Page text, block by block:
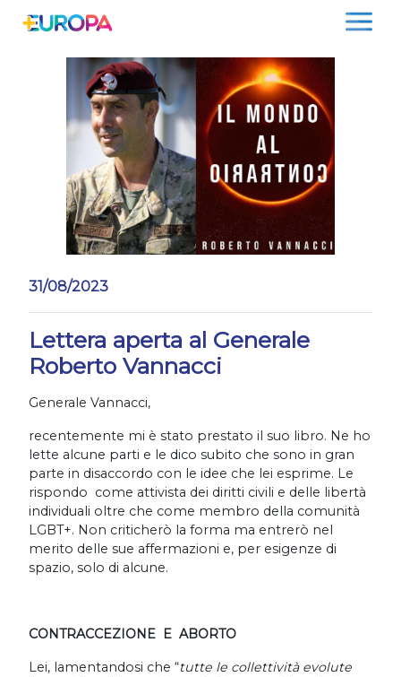
31/08/2023
Lettera aperta al Generale
Roberto Vannacci
Generale Vannacci,
recentemente mi è stato prestato il suo libro. Ne ho
lette alcune parti e le dico subito che sono in gran
parte in disaccordo con le idee che lei esprime. Le
rispondo come attivista dei diritti civili e delle libertà
individuali oltre che come membro della comunità
LGBT+. Non criticherò la forma ma entrerò nel
merito delle sue affermazioni e, per esigenze di
spazio, solo di alcune.
CONTRACCEZIONE E ABORTO
Lei, lamentandosi che “tutte le collettività evolute